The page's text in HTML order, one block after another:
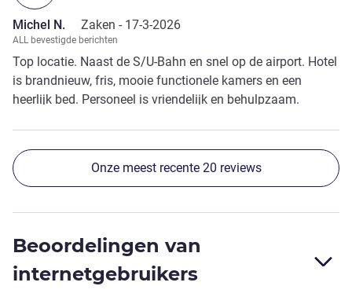
Michel N. Zaken - 17-3-2026
ALL bevestigde berichten
Top locatie. Naast de S/U-Bahn en snel op de airport. Hotel
is brandnieuw, fris, mooie functionele kamers en een
heerlijk bed. Personeel is vriendelijk en behulpzaam.
Onze meest recente 20 reviews
Beoordelingen van
internetgebruikers